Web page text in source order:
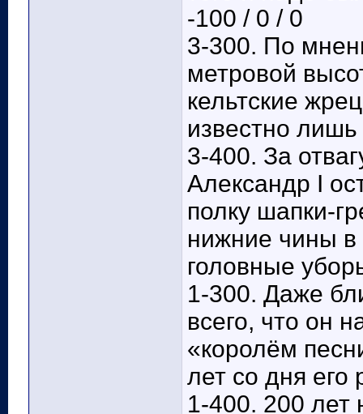
-100 / 0 / 0
3-300. По
метровой
кельтские
известно
3-400. За
Александр I
полку шапки-
нижние чины
головные
1-300. Даже
всего, что он
«королём
лет со дня
1-400. 200 лет